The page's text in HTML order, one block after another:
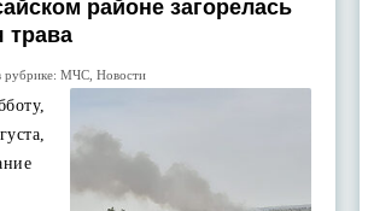
районе загорелась
трава
рубрике:МЧС ,Новости